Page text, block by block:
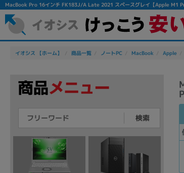
MacBook Pro 16インチ FK183J/A Late 2021 スペースグレイ【Apple M1
イオシス 【ホーム】 商品一覧 ノートPC MacBook Apple
検索